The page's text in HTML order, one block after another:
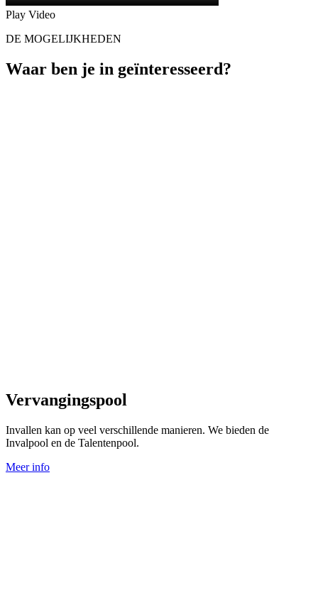
Play Video
DE MOGELIJKHEDEN
Waar ben je in geïnteresseerd?
Vervangingspool
Invallen kan op veel verschillende manieren. We bieden de
Invalpool en de Talentenpool.
Meer info